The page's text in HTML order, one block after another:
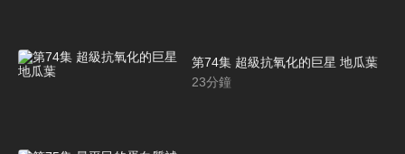
第74集 超級抗氧化的巨星 地瓜葉
23分鐘